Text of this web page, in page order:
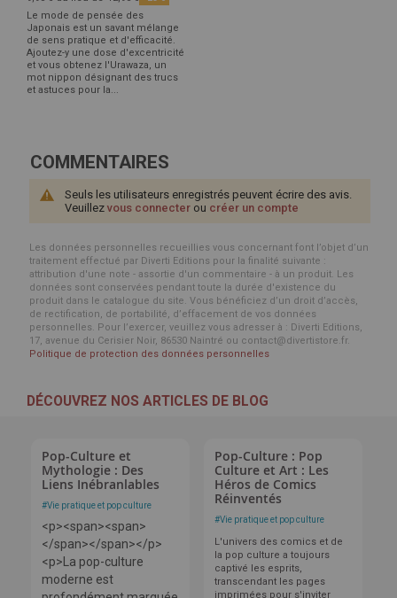
Le mode de pensée des
Japonais est un savant mélange
de sens pratique et d'efficacité.
Ajoutez-y une dose d'excentricité
et vous obtenez l'Urawaza, un
mot nippon désignant des trucs
et astuces pour la...
COMMENTAIRES
Seuls les utilisateurs enregistrés peuvent écrire des avis.
Veuillez vous connecter ou créer un compte
Les données personnelles recueillies vous concernant font l’objet d’un
traitement effectué par Diverti Editions pour la finalité suivante :
attribution d'une note - assortie d'un commentaire - à un produit. Les
données sont conservées pendant toute la durée d'existence du
produit dans le catalogue du site. Vous bénéficiez d’un droit d’accès,
de rectification, de portabilité, d’effacement de vos données
personnelles. Pour l’exercer, veuillez vous adresser à : Diverti Editions,
17, avenue du Cerisier Noir, 86530 Naintré ou contact@divertistore.fr.
Politique de protection des données personnelles
DÉCOUVREZ NOS ARTICLES DE BLOG
Pop-Culture et
Mythologie : Des
Liens Inébranlables
#Vie pratique et pop culture
<p><span><span>
</span></span></p>
<p>La pop-culture
moderne est
Pop-Culture : Pop
Culture et Art : Les
Héros de Comics
Réinventés
#Vie pratique et pop culture
L'univers des comics et de
la pop culture a toujours
captivé les esprits,
transcendant les pages
imprimées pour s'inviter